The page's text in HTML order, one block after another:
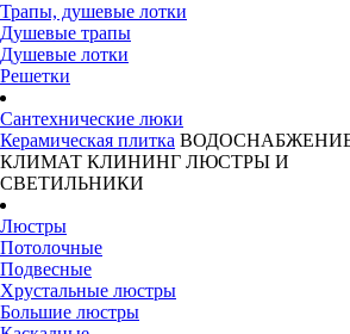
Трапы, душевые лотки
Душевые трапы
Душевые лотки
Решетки
Сантехнические люки
Керамическая плитка
КЛИМАТ КЛИНИНГ ЛЮСТРЫ И
СВЕТИЛЬНИКИ
Люстры
Потолочные
Подвесные
Хрустальные люстры
Большие люстры